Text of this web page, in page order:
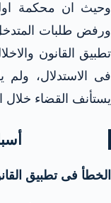
وحيث ان محكمة
ورفض طلبات
تطبيق القانون
فى الاستدلال، ولم
يستأنف القضاء خلال
الخطأ فى تطبيق